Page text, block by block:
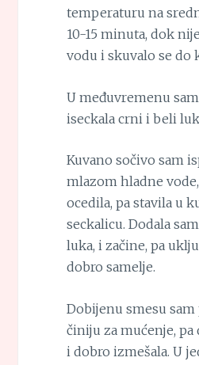
temperaturu na
10-15 minuta, dok
vodu i skuvalo se do
U međuvremenu
iseckala crni i beli
Kuvano sočivo sam
mlazom hladne
ocedila, pa stavila u
seckalicu. Dodala
luka, i začine, pa
dobro samelje.
Dobijenu smesu sam
činiju za mućenje, pa
i dobro izmešala. U